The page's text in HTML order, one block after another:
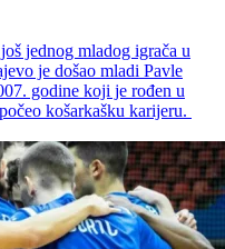
jednog mladog igrača u
je došao mladi Pavle
godine koji je rođen u
košarkašku karijeru.